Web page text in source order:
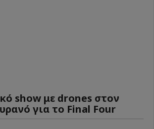
show με drones στον
για το Final Four